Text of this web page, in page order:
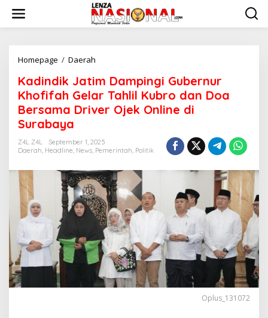
w
Homepage / Daerah
d
i
n
d
J
a
i
m
D
a
m
i
n
g
i
G
Kadindik Jatim Dampingi Gubernur
Khofifah Gelar Tahlil Kubro dan Doa
Bersama Driver Ojek Online di
Surabaya
Z4L Z4L
September 1, 2025
Daerah, Headline, News, Pemerintah, Politik
Oplus_131072